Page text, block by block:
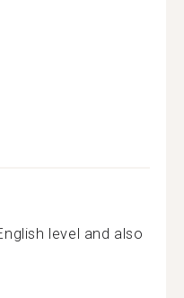
level and also